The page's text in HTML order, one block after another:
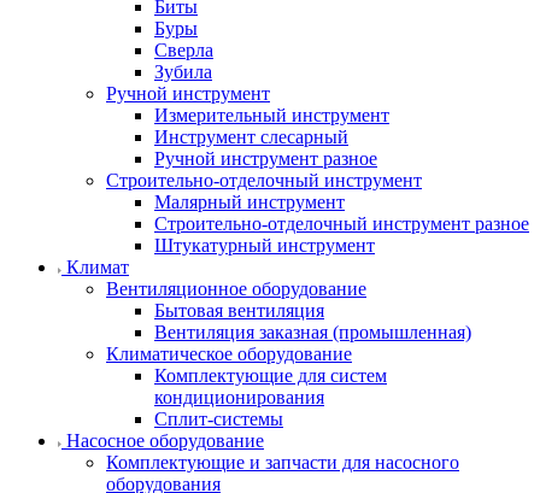
Биты
Буры
Сверла
Зубила
Ручной инструмент
Измерительный инструмент
Инструмент слесарный
Ручной инструмент разное
Строительно-отделочный инструмент
Малярный инструмент
Строительно-отделочный инструмент разное
Штукатурный инструмент
Климат
Вентиляционное оборудование
Бытовая вентиляция
Вентиляция заказная (промышленная)
Климатическое оборудование
Комплектующие для систем
кондиционирования
Сплит-системы
Насосное оборудование
Комплектующие и запчасти для насосного
оборудования